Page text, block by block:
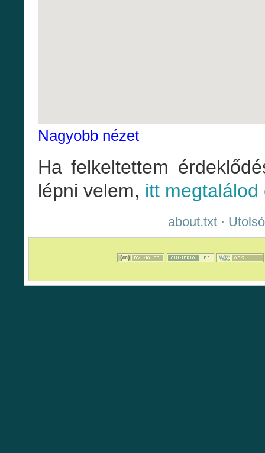
Nagyobb nézet
Ha felkeltettem
lépni velem, itt
about.txt·